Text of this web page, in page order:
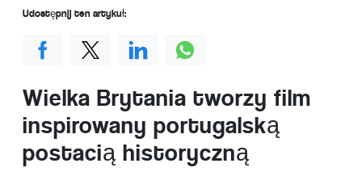
Wielka Brytania tworzy film
inspirowany portugalską
postacią historyczną
Udostępnij ten artykuł: